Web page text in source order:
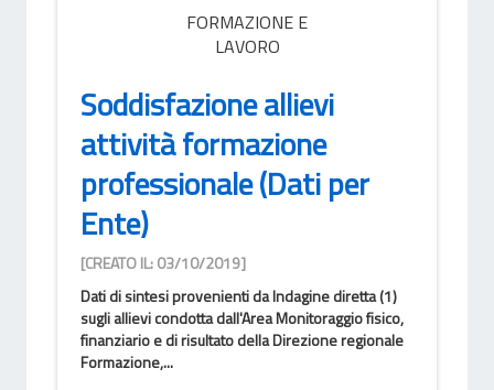
FORMAZIONE E
LAVORO
Soddisfazione allievi
attività formazione
professionale (Dati per
Ente)
[CREATO IL: 03/10/2019]
Dati di sintesi provenienti da Indagine diretta (1)
sugli allievi condotta dall'Area Monitoraggio fisico,
finanziario e di risultato della Direzione regionale
Formazione,...